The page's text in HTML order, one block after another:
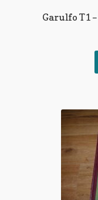
Garulfo T1